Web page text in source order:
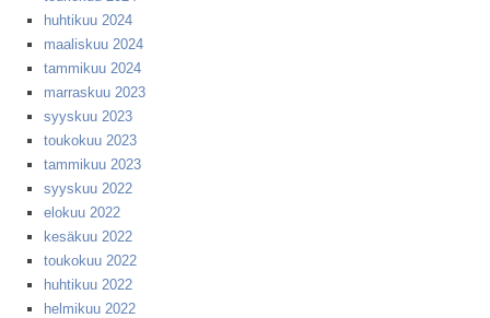
huhtikuu 2024
maaliskuu 2024
tammikuu 2024
marraskuu 2023
syyskuu 2023
toukokuu 2023
tammikuu 2023
syyskuu 2022
elokuu 2022
kesäkuu 2022
toukokuu 2022
huhtikuu 2022
helmikuu 2022